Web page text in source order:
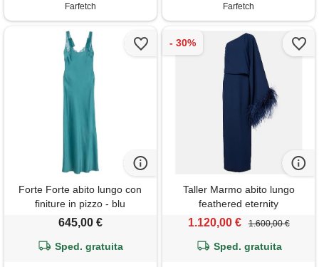
Farfetch
Farfetch
Forte Forte abito lungo con
finiture in pizzo - blu
645,00 €
Sped. gratuita
Taller Marmo abito lungo
feathered eternity
1.120,00 € 1.600,00 €
Sped. gratuita